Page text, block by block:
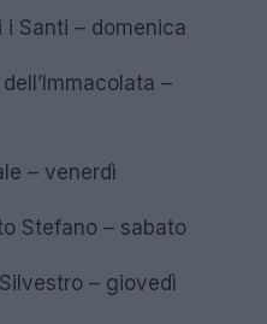
i Santi – domenica
–
– venerdì
Stefano – sabato
– giovedì